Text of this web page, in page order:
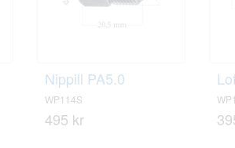
Nippill PA5.0
WP114S
495 kr